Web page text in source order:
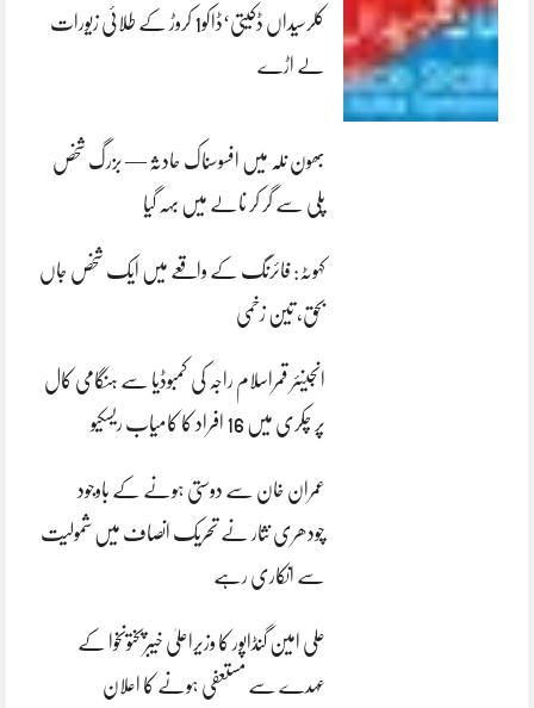
کلرسیداں ڈکیتی‘ڈاکو1 کروڑ کے طلائی زیورات
لے اڑے
بھون نلہ میں افسوسناک حادثہ — بزرگ شخص
پلی سے گر کر نالے میں بہہ گیا
کہوٹہ: فائرنگ کے واقعے میں ایک شخص جاں
بحق، تین زخمی
انجینئر قمراسلام راجہ کی کمبوڈیا سے ہنگامی کال
پر چکری میں 16 افراد کا کامیاب ریسکیو
عمران خان سے دوستی ہونے کے باوجود
چودھری نثار نے تحریک انصاف میں شمولیت
سے انکاری رہے
علی امین گنڈاپور کا وزیراعلیٰ خیبرپختونخوا کے
عہدے سے مستعفی ہونے کا اعلان